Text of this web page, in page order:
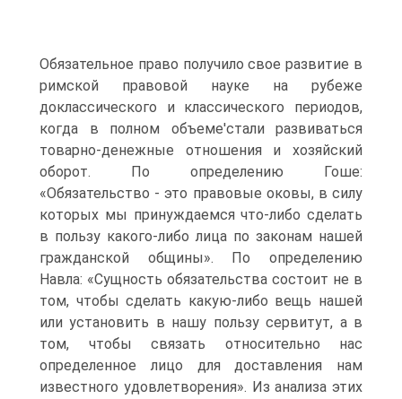
Обязательное право получило свое развитие в
римской правовой науке на рубеже
доклассического и классического периодов,
когда в полном объеме'стали развиваться
товарно-денежные отношения и хозяйский
оборот. По определению Гоше:
«Обязательство - это правовые оковы, в силу
которых мы принуждаемся что-либо сделать
в пользу какого-либо лица по законам нашей
гражданской общины». По определению
Навла: «Сущность обязательства состоит не в
том, чтобы сделать какую-либо вещь нашей
или установить в нашу пользу сервитут, а в
том, чтобы связать относительно нас
определенное лицо для доставления нам
известного удовлетворения». Из анализа этих